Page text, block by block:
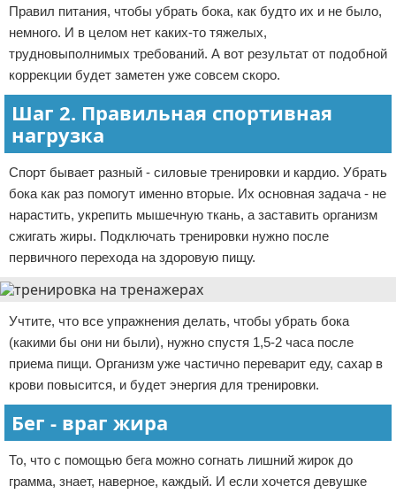
Правил питания, чтобы убрать бока, как будто их и не было,
немного. И в целом нет каких-то тяжелых,
трудновыполнимых требований. А вот результат от подобной
коррекции будет заметен уже совсем скоро.
Шаг 2. Правильная спортивная
нагрузка
Спорт бывает разный - силовые тренировки и кардио. Убрать
бока как раз помогут именно вторые. Их основная задача - не
нарастить, укрепить мышечную ткань, а заставить организм
сжигать жиры. Подключать тренировки нужно после
первичного перехода на здоровую пищу.
Учтите, что все упражнения делать, чтобы убрать бока
(какими бы они ни были), нужно спустя 1,5-2 часа после
приема пищи. Организм уже частично переварит еду, сахар в
крови повысится, и будет энергия для тренировки.
Бег - враг жира
То, что с помощью бега можно согнать лишний жирок до
грамма, знает, наверное, каждый. И если хочется девушке